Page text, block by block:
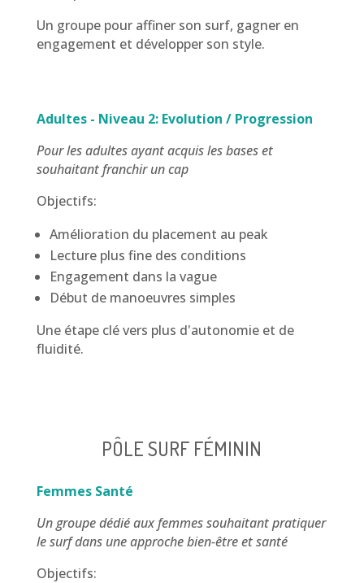
Un groupe pour affiner son surf, gagner en
engagement et développer son style.
Adultes - Niveau 2: Evolution / Progression
Pour les adultes ayant acquis les bases et
souhaitant franchir un cap
Objectifs:
Amélioration du placement au peak
Lecture plus fine des conditions
Engagement dans la vague
Début de manoeuvres simples
Une étape clé vers plus d'autonomie et de
fluidité.
PÔLE SURF FÉMININ
Femmes Santé
Un groupe dédié aux femmes souhaitant pratiquer
le surf dans une approche bien-être et santé
Objectifs: